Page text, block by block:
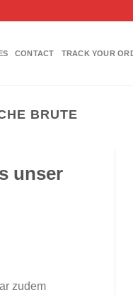
CONTACT TRACK YOUR
BRUTE
unser
zudem